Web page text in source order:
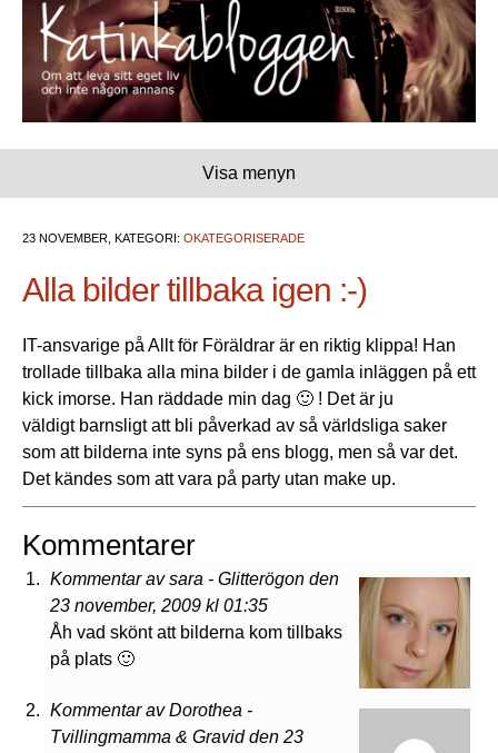
Visa menyn
23 NOVEMBER, KATEGORI: OKATEGORISERADE
Alla bilder tillbaka igen :-)
IT-ansvarige på Allt för Föräldrar är en riktig klippa! Han
trollade tillbaka alla mina bilder i de gamla inläggen på ett
kick imorse. Han räddade min dag 🙂 ! Det är ju
väldigt barnsligt att bli påverkad av så världsliga saker
som att bilderna inte syns på ens blogg, men så var det.
Det kändes som att vara på party utan make up.
Kommentarer
Kommentar av sara - Glitterögon den
23 november, 2009 kl 01:35
Åh vad skönt att bilderna kom tillbaks
på plats 🙂
Kommentar av Dorothea -
Tvillingmamma & Gravid den 23